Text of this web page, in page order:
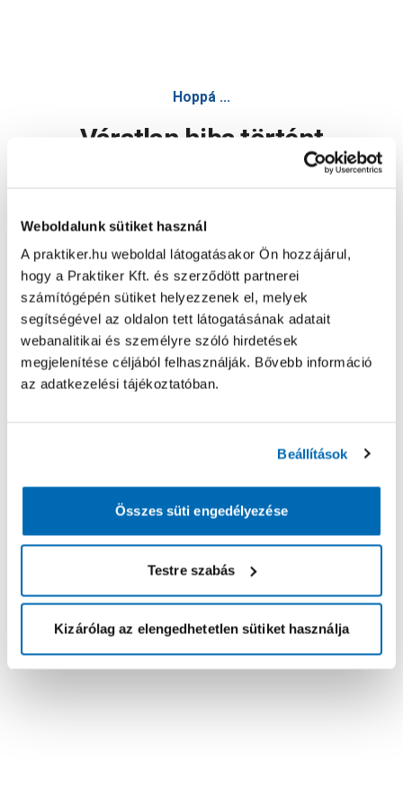
Weboldalunk sütiket használ
A praktiker.hu weboldal látogatásakor Ön hozzájárul,
hogy a Praktiker Kft. és szerződött partnerei
számítógépén sütiket helyezzenek el, melyek
segítségével az oldalon tett látogatásának adatait
webanalitikai és személyre szóló hirdetések
megjelenítése céljából felhasználják. Bővebb információ
az adatkezelési tájékoztatóban.
Beállítások
Összes süti engedélyezése
Testre szabás
Kizárólag az elengedhetetlen sütiket használja
Hoppá ...
Váratlan hiba történt
Oldal újratöltése